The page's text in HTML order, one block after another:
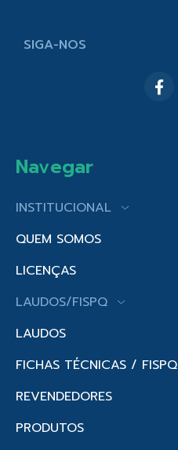
SIGA-NOS
Navegar
INSTITUCIONAL
QUEM SOMOS
LICENÇAS
LAUDOS/FISPQ
LAUDOS
FICHAS TÉCNICAS / FISPQ
REVENDEDORES
PRODUTOS